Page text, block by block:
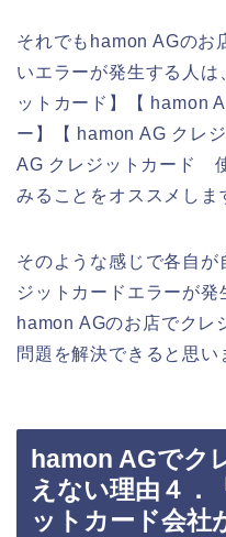
それでもhamon AGのお
いエラーが発生する人
ットカード】【 hamon
ー】【 hamon AG クレ
AG クレジットカード
みることをオススメしま
そのような感じで各自
ジットカードエラーが発
hamon AGのお店でクレ
問題を解決できると思い
hamon AGでク
えない理由４．
ットカード会社